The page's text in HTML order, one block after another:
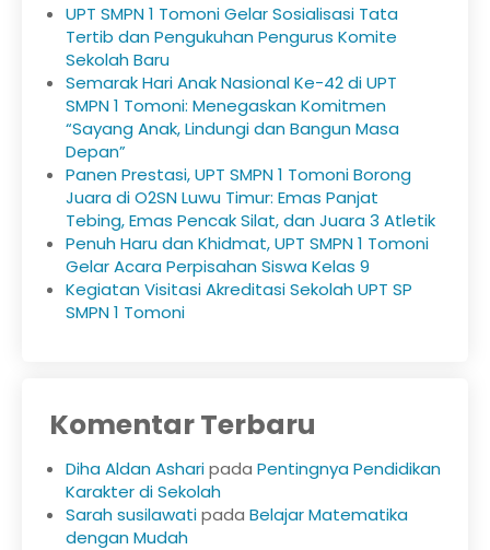
UPT SMPN 1 Tomoni Gelar Sosialisasi Tata
Tertib dan Pengukuhan Pengurus Komite
Sekolah Baru
Semarak Hari Anak Nasional Ke-42 di UPT
SMPN 1 Tomoni: Menegaskan Komitmen
“Sayang Anak, Lindungi dan Bangun Masa
Depan”
Panen Prestasi, UPT SMPN 1 Tomoni Borong
Juara di O2SN Luwu Timur: Emas Panjat
Tebing, Emas Pencak Silat, dan Juara 3 Atletik
Penuh Haru dan Khidmat, UPT SMPN 1 Tomoni
Gelar Acara Perpisahan Siswa Kelas 9
Kegiatan Visitasi Akreditasi Sekolah UPT SP
SMPN 1 Tomoni
Komentar Terbaru
Diha Aldan Asharipada Pentingnya Pendidikan
Karakter di Sekolah
Sarah susilawatipada Belajar Matematika
dengan Mudah